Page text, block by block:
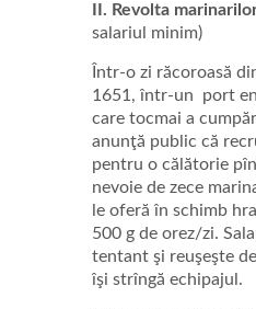
II. Revolta
salariul minim)
Într-o zi răcoroasă
1651, într-un port
care tocmai a
anunţă public că
pentru o călătorie
nevoie de zece
le oferă în schimb
500 g de orez/zi.
tentant şi reuşeşte
îşi strîngă echipajul.